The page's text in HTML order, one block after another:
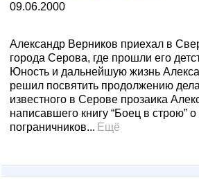
09.06.2000
Александр Верников приехал в
города Серова, где прошли его
Юность и дальнейшую жизнь
решил посвятить продолжению
известного в Серове прозаика
написавшего книгу “Боец в строю”
пограничников... Ещё